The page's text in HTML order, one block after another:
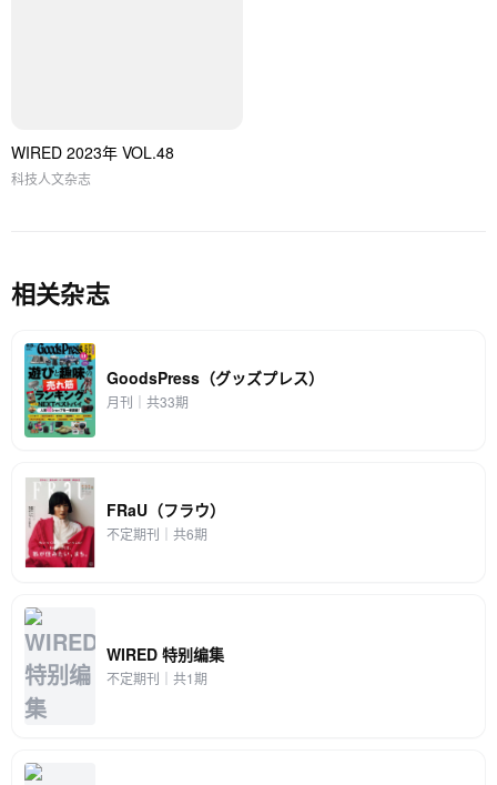
WIRED 2023年 VOL.48
科技人文杂志
相关杂志
GoodsPress（グッズプレス）
月刊｜共33期
FRaU（フラウ）
不定期刊｜共6期
WIRED 特别编集
不定期刊｜共1期